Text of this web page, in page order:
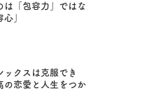
は「包容力」ではな
心」
ックスは克服でき
の恋愛と人生をつか